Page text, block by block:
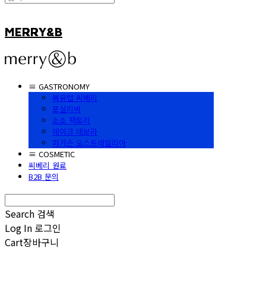
MERRY&B
≡ GASTRONOMY
북유럽 씨베리
포실리버
소소 팩토리
레이크 데보라
퍼거슨 오스트레일리아
≡ COSMETIC
씨베리 원료
B2B 문의
Search 검색
Log In 로그인
Cart장바구니